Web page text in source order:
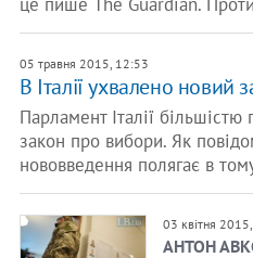
05 травня 2015, 12:53
В Італії ухвалено новий
Парламент Італії більшістю
закон про вибори. Як
нововведення полягає в
03 квітня
АНТОН